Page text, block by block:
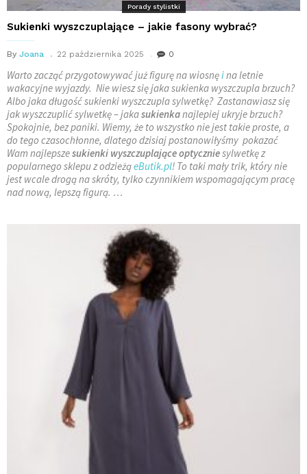
Porady stylistki
Sukienki wyszczuplające – jakie fasony wybrać?
By Joana 22 października 2025 0
Warto zacząć przygotowywać już figurę na wiosnęina letnie
wakacyjne wyjazdy. Nie wiesz się jaka sukienka wyszczupla brzuch?
Albo jaka długość sukienki wyszczupla sylwetkę? Zastanawiasz się
jak wyszczuplić sylwetkę – jakasukienkanajlepiej ukryje brzuch?
Spokojnie, bez paniki. Wiemy, że to wszystko nie jest takie proste, a
do tego czasochłonne, dlatego dzisiaj postanowiłyśmy pokazać
Wam najlepszesukienki wyszczuplające optyczniesylwetkę z
popularnego sklepu z odzieżąeButik.pl! To taki mały trik, który nie
jest wcale drogą na skróty, tylko czynnikiem wspomagającym pracę
nad nową, lepszą figurą. …